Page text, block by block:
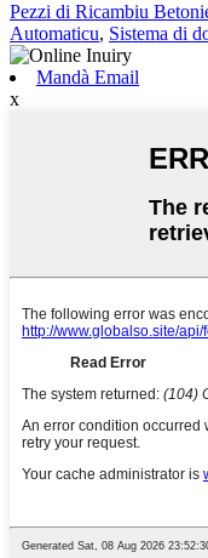
Pezzi di Ricambiu
Automaticu, Sistema di
Mandà Email
x